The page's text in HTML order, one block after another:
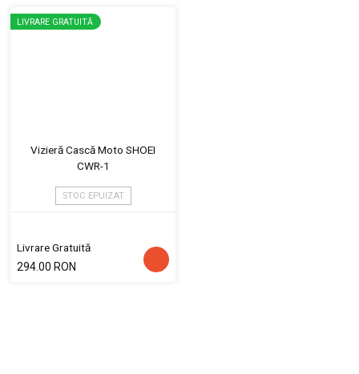
LIVRARE GRATUITĂ
Vizieră Cască Moto SHOEI
CWR-1
STOC EPUIZAT
Livrare Gratuită
294.00 RON